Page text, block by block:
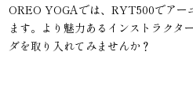
OREO YOGAでは、RYT500でアー
ます。より魅力あるインストラクタ
ダを取り入れてみませんか？